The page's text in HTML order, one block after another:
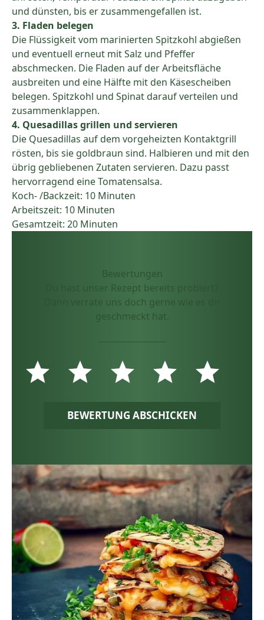
und dünsten, bis er zusammengefallen ist.
3. Fladen belegen
Die Flüssigkeit vom marinierten Spitzkohl abgießen
und eventuell erneut mit Salz und Pfeffer
abschmecken. Die Fladen auf der Arbeitsfläche
ausbreiten und eine Hälfte mit den Käsescheiben
belegen. Spitzkohl und Spinat darauf verteilen und
zusammenklappen.
4. Quesadillas grillen und servieren
Die Quesadillas auf dem vorgeheizten Kontaktgrill
rösten, bis sie goldbraun sind. Halbieren und mit den
übrig gebliebenen Zutaten servieren. Dazu passt
hervorragend eine Tomatensalsa.
Koch- /Backzeit: 10 Minuten
Arbeitszeit: 10 Minuten
Gesamtzeit: 20 Minuten
Bewertungen
Du hast unser Rezept bereits probiert?
Dann verrate uns doch gerne wie es dir
geschmeckt hat.
BEWERTUNG ABSCHICKEN